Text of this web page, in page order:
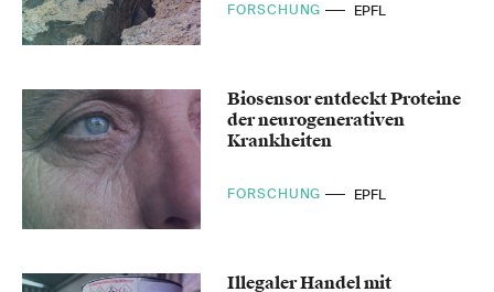
FORSCHUNG EPFL
Biosensor entdeckt Proteine
der neurogenerativen
Krankheiten
FORSCHUNG EPFL
Illegaler Handel mit